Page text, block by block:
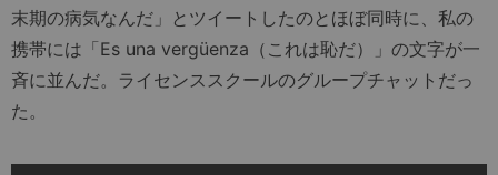
末期の病気なんだ」とツイートしたのとほぼ同時に、私の
携帯には「Es una vergüenza（これは恥だ）」の文字が一
斉に並んだ。ライセンススクールのグループチャットだっ
た。